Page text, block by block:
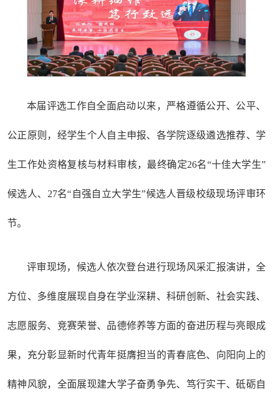
本届评选工作自全面启动以来，严格遵循公开、公平、
公正原则，经学生个人自主申报、各学院逐级遴选推荐、学
生工作处资格复核与材料审核，最终确定26名“十佳大学生”
候选人、27名“自强自立大学生”候选人晋级校级现场评审环
节。
评审现场，候选人依次登台进行现场风采汇报演讲，全
方位、多维度展现自身在学业深耕、科研创新、社会实践、
志愿服务、竞赛荣誉、品德修养等方面的奋进历程与亮眼成
果，充分彰显新时代青年挺膺担当的青春底色、向阳向上的
精神风貌，全面展现建大学子奋勇争先、笃行实干、砥砺自